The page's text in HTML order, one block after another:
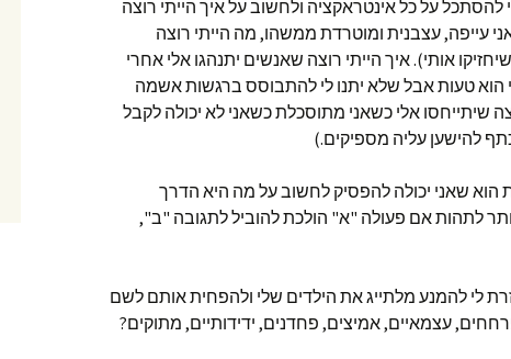
על כל אינטראקציה ולחשוב על איך הייתי רוצה
עייפה, עצבנית ומוטרדת ממשהו, מה הייתי רוצה
אותי). איך הייתי רוצה שאנשים יתנהגו אלי אחרי
הוא טעות אבל שלא יתנו לי להתבוסס ברגשות אשמה
שיתייחסו אלי כשאני מתוסכלת כשאני לא יכולה לקבל
להישען עליה מספיקים.)
שאני יכולה להפסיק לחשוב על מה היא הדרך
לתהות אם פעולה "א" הולכת להוביל לתגובה "ב",
לי להמנע מלתייג את הילדים שלי ולהפחית אותם לשם
עצמאיים, אמיצים, פחדנים, ידידותיים, מתוקים?